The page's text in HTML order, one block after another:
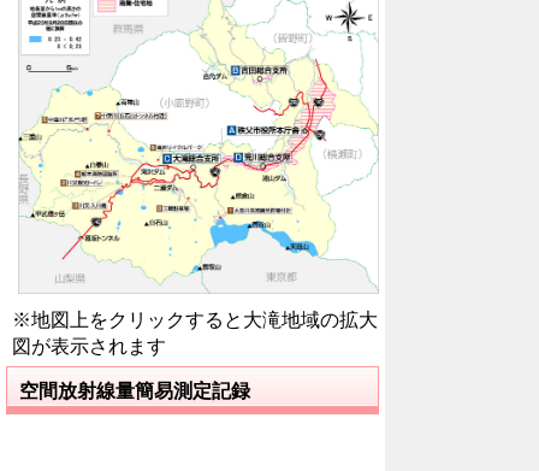
※地図上をクリックすると大滝地域の拡大
図が表示されます
空間放射線量簡易測定記録